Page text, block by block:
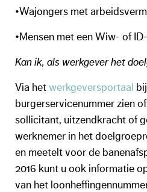
•Wajongers met
•Mensen met een Wiw- of
Kan ik, als werkgever het
Via het werkgeversportaal
burgerservicenummer zien
sollicitant, uitzendkracht of
werknemer in het
en meetelt voor de
2016 kunt u ook informatie
van het